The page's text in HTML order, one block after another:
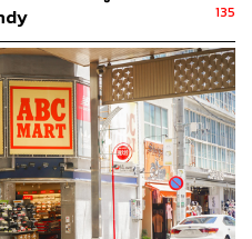
ค้ารู้จักมากขึ้น ไม่ว่าจะ
สบการณ์ที่ทำให้เห็นว่าเรา
135